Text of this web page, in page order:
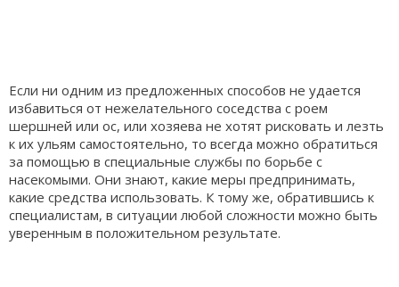
Если ни одним из предложенных способов не удается
избавиться от нежелательного соседства с роем
шершней или ос, или хозяева не хотят рисковать и лезть
к их ульям самостоятельно, то всегда можно обратиться
за помощью в специальные службы по борьбе с
насекомыми. Они знают, какие меры предпринимать,
какие средства использовать. К тому же, обратившись к
специалистам, в ситуации любой сложности можно быть
уверенным в положительном результате.